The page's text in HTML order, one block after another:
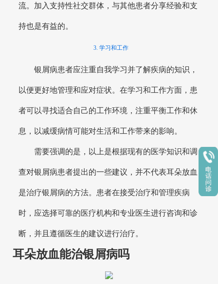
流。加入支持性社交群体，与其他患者分享经验和支
持也是有益的。
3. 学习和工作
银屑病患者应注重自我学习并了解疾病的知识，
以便更好地管理和应对症状。在学习和工作方面，患
者可以寻找适合自己的工作环境，注重平衡工作和休
息，以减缓病情可能对生活和工作带来的影响。
需要强调的是，以上是根据现有的医学知识和调
查对银屑病患者提出的一些建议，并不代表耳朵放血
是治疗银屑病的方法。患者在接受治疗和管理疾病
时，应选择可靠的医疗机构和专业医生进行咨询和诊
断，并且遵循医生的建议进行治疗。
耳朵放血能治银屑病吗